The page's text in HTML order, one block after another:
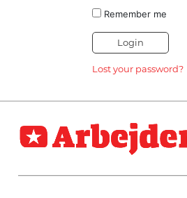
Remember me
Lost your password?